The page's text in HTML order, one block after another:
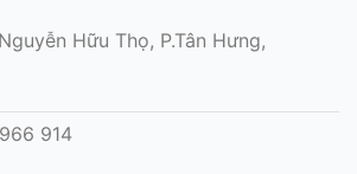
Hữu Thọ, P.Tân Hưng,
914